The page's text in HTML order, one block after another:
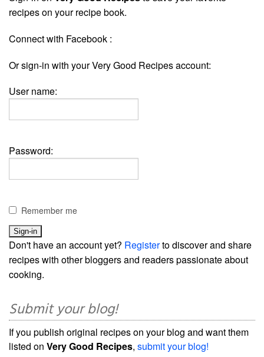
recipes on your recipe book.
Connect with Facebook :
Or sign-in with your Very Good Recipes account:
User name:
Password:
Remember me
Don't have an account yet? Registerto discover and share
recipes with other bloggers and readers passionate about
cooking.
Submit your blog!
If you publish original recipes on your blog and want them
listed on Very Good Recipes, submit your blog!